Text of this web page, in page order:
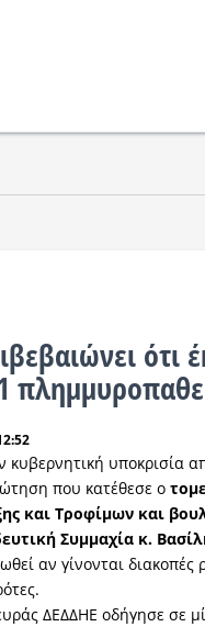
ότι
κυβερνητική υποκρισία
που κατέθεσε ο
και Τροφίμων και
Συμμαχία κ.
αν γίνονται διακοπές
ΔΕΔΔΗΕ οδήγησε σε